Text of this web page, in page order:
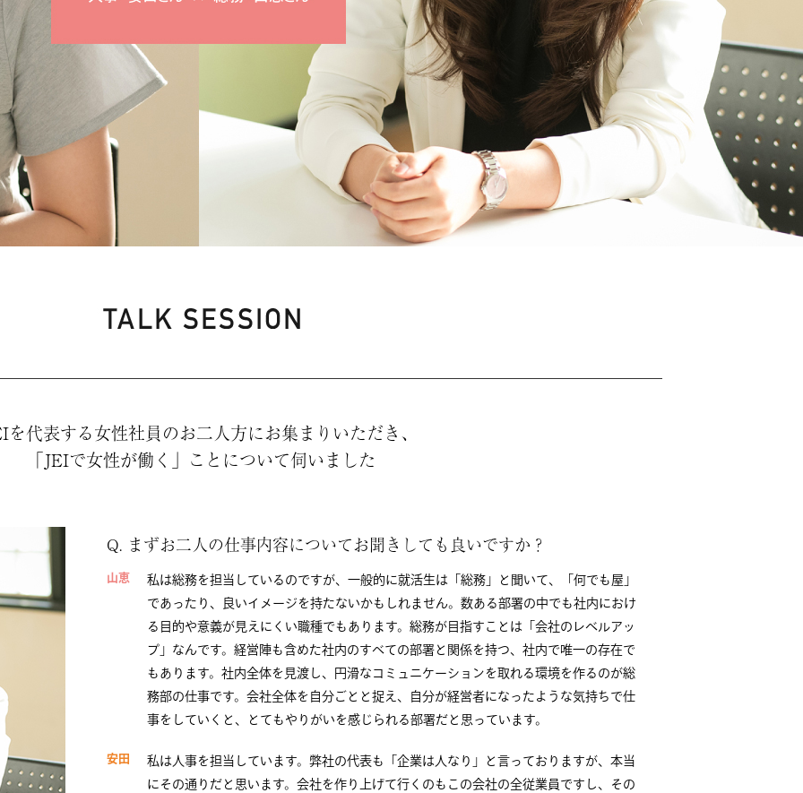
を代表する女性社員のお二人方にお集まりいただき、
「JEIで女性が働く」ことについて伺いました
Q. まずお二人の仕事内容についてお聞きしても良いですか？
山恵
私は総務を担当しているのですが、一般的に就活生は「総務」と聞いて、「何でも屋」
であったり、良いイメージを持たないかもしれません。数ある部署の中でも社内におけ
る目的や意義が見えにくい職種でもあります。総務が目指すことは「会社のレベルアッ
プ」なんです。経営陣も含めた社内のすべての部署と関係を持つ、社内で唯一の存在で
もあります。社内全体を見渡し、円滑なコミュニケーションを取れる環境を作るのが総
務部の仕事です。会社全体を自分ごとと捉え、自分が経営者になったような気持ちで仕
事をしていくと、とてもやりがいを感じられる部署だと思っています。
安田
私は人事を担当しています。弊社の代表も「企業は人なり」と言っておりますが、本当
にその通りだと思います。会社を作り上げて行くのもこの会社の全従業員ですし、その